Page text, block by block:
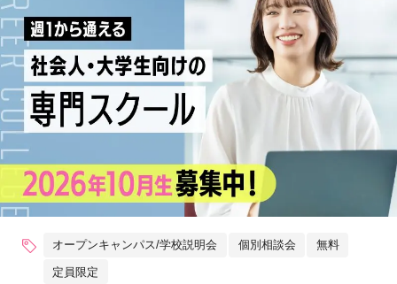
オープンキャンパス/学校説明会 個別相談会 無料
定員限定